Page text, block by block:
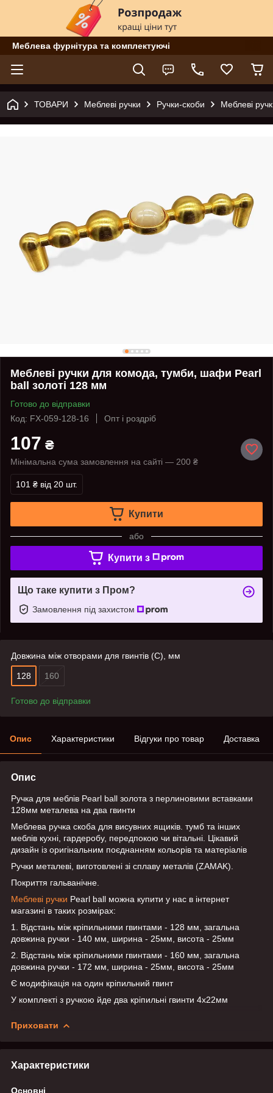
Меблева фурнітура та комплектуючі
ТОВАРИ Меблеві ручки Ручки-скоби Меблеві
Меблеві ручки для комода, тумби, шафи Pearl
ball золоті 128 мм
Готово до відправки
Код: FX-059-128-16
Опт і роздріб
107 ₴
Мінімальна сума замовлення на сайті — 200 ₴
101 ₴ від 20 шт.
Купити
або
Купити з
Що таке купити з Пром?
Замовлення під захистом
Довжина між отворами для гвинтів (C), мм
128 160
Готово до відправки
Опис Характеристики Відгуки про товар Доставка
Опис
Ручка для меблів Pearl ball золота з перлиновими вставками
128мм металева на два гвинти
Меблева ручка скоба для висувних ящиків. тумб та інших
меблів кухні, гардеробу, передпокою чи вітальні. Цікавий
дизайн із оригінальним поєднанням кольорів та матеріалів
Ручки металеві, виготовлені зі сплаву металів (ZAMAK).
Покриття гальванічне.
Меблеві ручки Pearl ball можна купити у нас в інтернет
магазині в таких розмірах:
1. Відстань між кріпильними гвинтами - 128 мм, загальна
довжина ручки - 140 мм, ширина - 25мм, висота - 25мм
2. Відстань між кріпильними гвинтами - 160 мм, загальна
довжина ручки - 172 мм, ширина - 25мм, висота - 25мм
Є модифікація на один кріпильний гвинт
У комплекті з ручкою йде два кріпильні гвинти 4х22мм
Приховати
Характеристики
Основні